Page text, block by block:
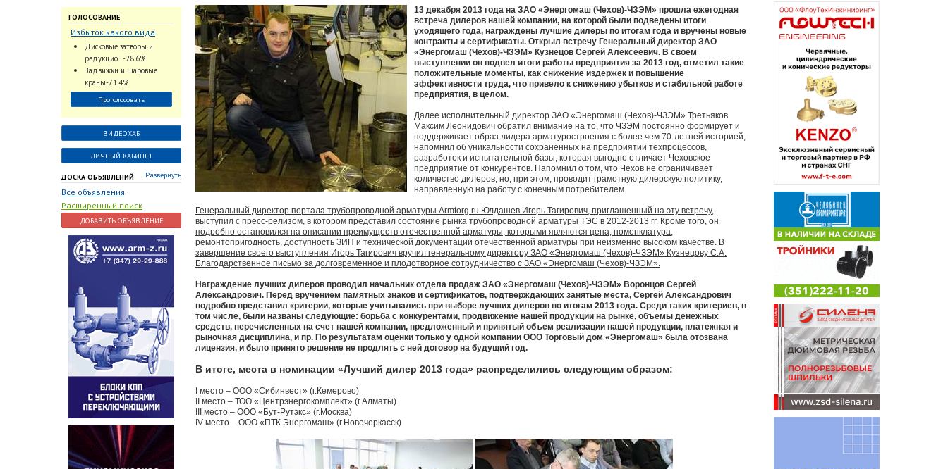
ГОЛОСОВАНИЕ
Избыток какого вида
трубопроводной
арматуры наблюдается
на Российском рынке с
2024 по 2026 годы?
Дисковые затворы и
редукцио...-28.6%
Задвижки и шаровые
краны-71.4%
Проголосовать
ВИДЕОХАБ
ЛИЧНЫЙ КАБИНЕТ
ДОСКА ОБЪЯВЛЕНИЙ Развернуть
Все объявления
Расширенный поиск
ДОБАВИТЬ ОБЪЯВЛЕНИЕ
13 декабря 2013 года на ЗАО «Энергомаш (Чехов)-ЧЗЭМ» прошла ежегодная
встреча дилеров нашей компании, на которой были подведены итоги
уходящего года, награждены лучшие дилеры по итогам года и вручены новые
контракты и сертификаты. Открыл встречу Генеральный директор ЗАО
«Энергомаш (Чехов)-ЧЗЭМ» Кузнецов Сергей Алексеевич. В своем
выступлении он подвел итоги работы предприятия за 2013 год, отметил такие
положительные моменты, как снижение издержек и повышение
эффективности труда, что привело к снижению убытков и стабильной работе
предприятия, в целом.
Далее исполнительный директор ЗАО «Энергомаш (Чехов)-ЧЗЭМ» Третьяков
Максим Леонидович обратил внимание на то, что ЧЗЭМ постоянно формирует и
поддерживает образ лидера арматуростроения с более чем 70-летней историей,
напомнил об уникальности сохраненных на предприятии техпроцессов,
разработок и испытательной базы, которая выгодно отличает Чеховское
предприятие от конкурентов. Напомнил о том, что Чехов не ограничивает
количество дилеров, но, при этом, проводит грамотную дилерскую политику,
направленную на работу с конечным потребителем.
Генеральный директор портала трубопроводной арматуры Armtorg.ru Юлдашев Игорь Тагирович, приглашенный на эту встречу,
выступил с пресс-релизом, в котором представил состояние рынка трубопроводной арматуры ТЭС в 2012-2013 гг. Кроме того, он
подробно остановился на описании преимуществ отечественной арматуры, которыми являются цена, номенклатура,
ремонтопригодность, доступность ЗИП и технической документации отечественной арматуры при неизменно высоком качестве. В
завершение своего выступления Игорь Тагирович вручил генеральному директору ЗАО «Энергомаш (Чехов)-ЧЗЭМ» Кузнецову С.А.
Благодарственное письмо за долговременное и плодотворное сотрудничество с ЗАО «Энергомаш (Чехов)-ЧЗЭМ».
Награждение лучших дилеров проводил начальник отдела продаж ЗАО «Энергомаш (Чехов)-ЧЗЭМ» Воронцов Сергей
Александрович. Перед вручением памятных знаков и сертификатов, подтверждающих занятые места, Сергей Александрович
подробно представил критерии, которые учитывались при выборе лучших дилеров по итогам 2013 года. Среди таких критериев, в
том числе, были названы следующие: борьба с конкурентами, продвижение нашей продукции на рынке, объемы денежных
средств, перечисленных на счет нашей компании, предложенный и принятый объем реализации нашей продукции, платежная и
рыночная дисциплина, и пр. По результатам оценки только у одной компании ООО Торговый дом «Энергомаш» была отозвана
лицензия, и было принято решение не продлять с ней договор на будущий год.
В итоге, места в номинации «Лучший дилер 2013 года» распределились следующим образом:
I место – ООО «Сибинвест» (г.Кемерово)
II место – ТОО «Центрэнергокомплект» (г.Алматы)
III место – ООО «Бут-Рутэкс» (г.Москва)
IV место – ООО «ПТК Энергомаш» (г.Новочеркасск)